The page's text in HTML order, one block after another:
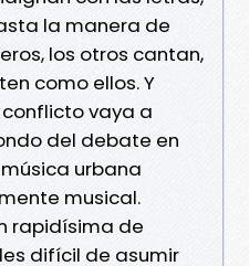
la manera de
los otros cantan,
como ellos. Y
vaya a
del debate en
urbana
musical.
rapidísima de
difícil de asumir